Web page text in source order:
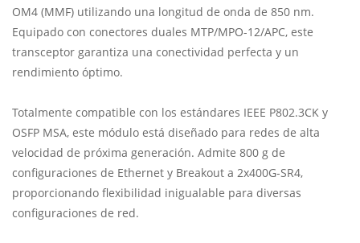
OM4 (MMF) utilizando una longitud de onda de 850 nm.
Equipado con conectores duales MTP/MPO-12/APC, este
transceptor garantiza una conectividad perfecta y un
rendimiento óptimo.
Totalmente compatible con los estándares IEEE P802.3CK y
OSFP MSA, este módulo está diseñado para redes de alta
velocidad de próxima generación. Admite 800 g de
configuraciones de Ethernet y Breakout a 2x400G-SR4,
proporcionando flexibilidad inigualable para diversas
configuraciones de red.